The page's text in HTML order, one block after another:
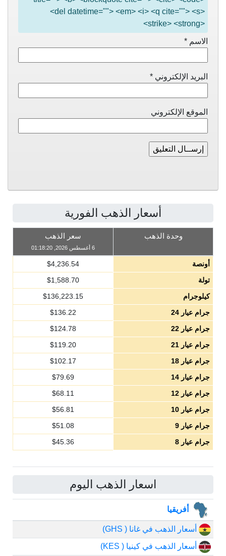
<del datetime=""> <em> <i> <q cite=""> <s>
<strike> <strong>
الاسم *
البريد الإلكتروني *
الموقع الإلكتروني
أسعار الذهب الفورية
وحدة الذهب سعر الذهب
6 أغسطس 2026, 01:18:20
أونصة $4,236.54
تولة
$1,588.70
كيلوجرام
$136,223.15
جرام عيار 24
$136.22
جرام عيار 22
$124.78
جرام عيار 21
$119.20
جرام عيار 18
$102.17
جرام عيار 14
$79.69
جرام عيار 12
$68.11
جرام عيار 10
$56.81
جرام عيار 9
$51.08
جرام عيار 8
$45.36
اسعار الذهب اليوم
أفريقيا
أسعار الذهب في غانا ( GHS)
أسعار الذهب في كينيا ( KES)